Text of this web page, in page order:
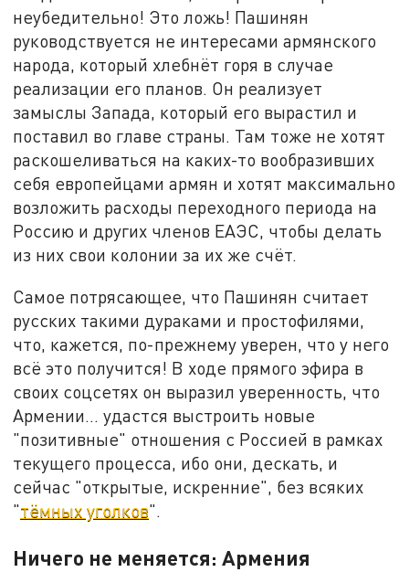
неубедительно! Это ложь! Пашинян
руководствуется не интересами армянского
народа, который хлебнёт горя в случае
реализации его планов. Он реализует
замыслы Запада, который его вырастил и
поставил во главе страны. Там тоже не хотят
раскошеливаться на каких-то вообразивших
себя европейцами армян и хотят максимально
возложить расходы переходного периода на
Россию и других членов ЕАЭС, чтобы делать
из них свои колонии за их же счёт.
Самое потрясающее, что Пашинян считает
русских такими дураками и простофилями,
что, кажется, по-прежнему уверен, что у него
всё это получится! В ходе прямого эфира в
своих соцсетях он выразил уверенность, что
Армении… удастся выстроить новые
"позитивные" отношения с Россией в рамках
текущего процесса, ибо они, дескать, и
сейчас "открытые, искренние", без всяких
"тёмных уголков".
Ничего не меняется: Армения